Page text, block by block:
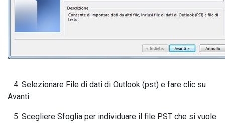
4. Selezionare File di dati di Outlook (pst) e fare clic su
Avanti.
5. Scegliere Sfoglia per individuare il file PST che si vuole